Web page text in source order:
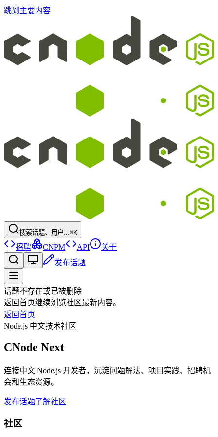
跳到主要内容
搜索话题、用户...⌘K
招聘 CNPM API
关于
发布话题
话题不存在或已被删除
返回首页继续浏览社区最新内容。
返回首页
Node.js 中文技术社区
CNode Next
连接中文 Node.js 开发者，沉淀问题解法、项目实践、招聘机
会和生态资源。
发布话题了解社区
社区